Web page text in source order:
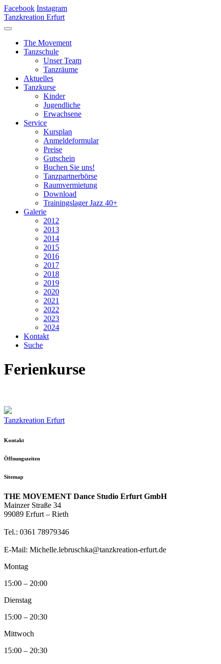
Facebook Instagram
Tanzkreation Erfurt
The Movement
Tanzschule
Unser Team
Tanzräume
Aktuelles
Tanzkurse
Kinder
Jugendliche
Erwachsene
Service
Kursplan
Anmeldeformular
Preise
Gutschein
Buchen Sie uns!
Tanzpartnerbörse
Raumvermietung
Download
Trainingslager Jazz 40+
Galerie
2012
2013
2014
2015
2016
2017
2018
2019
2020
2021
2022
2023
2024
Kontakt
Suche
Ferienkurse
Tanzkreation Erfurt
Kontakt
Öffnungszeiten
Sitemap
THE MOVEMENT Dance Studio Erfurt GmbH
Mainzer Straße 34
99089 Erfurt – Rieth
Tel.: 0361 78979346
E-Mail: Michelle.lebruschka@tanzkreation-erfurt.de
Montag
15:00 – 20:00
Dienstag
15:00 – 20:30
Mittwoch
15:00 – 20:30